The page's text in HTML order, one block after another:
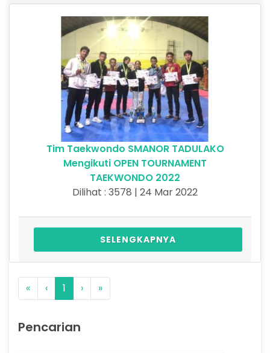
Tim Taekwondo SMANOR TADULAKO
Mengikuti OPEN TOURNAMENT
TAEKWONDO 2022
Dilihat : 3578 | 24 Mar 2022
SELENGKAPNYA
« ‹ 1 › »
Pencarian